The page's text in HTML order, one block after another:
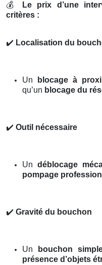
💰
Le prix d’une
critères :
✔️ Localisation du
Un blocage à
qu’un blocage du
✔️ Outil nécessaire
Undéblocage
pompage
✔️ Gravité du bouchon
Un bouchon
présence d’objets